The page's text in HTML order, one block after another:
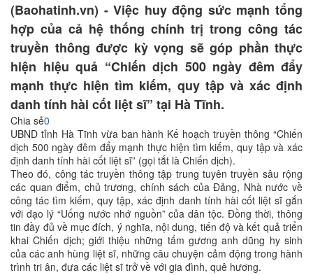
(Baohatinh.vn) - Việc huy động sức mạnh tổng
hợp của cả hệ thống chính trị trong công tác
truyền thông được kỳ vọng sẽ góp phần thực
hiện hiệu quả “Chiến dịch 500 ngày đêm đẩy
mạnh thực hiện tìm kiếm, quy tập và xác định
danh tính hài cốt liệt sĩ” tại Hà Tĩnh.
Chia sẻ0
UBND tỉnh Hà Tĩnh vừa ban hành Kế hoạch truyền thông “Chiến
dịch 500 ngày đêm đẩy mạnh thực hiện tìm kiếm, quy tập và xác
định danh tính hài cốt liệt sĩ” (gọi tắt là Chiến dịch).
Theo đó, công tác truyền thông tập trung tuyên truyền sâu rộng
các quan điểm, chủ trương, chính sách của Đảng, Nhà nước về
công tác tìm kiếm, quy tập, xác định danh tính hài cốt liệt sĩ gắn
với đạo lý “Uống nước nhớ nguồn” của dân tộc. Đồng thời, thông
tin đầy đủ về mục đích, ý nghĩa, nội dung, tiến độ và kết quả triển
khai Chiến dịch; giới thiệu những tấm gương anh dũng hy sinh
của các anh hùng liệt sĩ, những câu chuyện cảm động trong hành
trình tri ân, đưa các liệt sĩ trở về với gia đình, quê hương.